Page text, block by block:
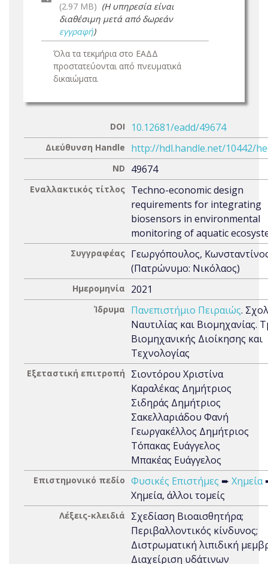
(2.97 MB) (Η υπηρεσία είναι
διαθέσιμη μετά από δωρεάν
εγγραφή)
Όλα τα τεκμήρια στο ΕΑΔΔ
προστατεύονται από πνευματικά
δικαιώματα.
DOI 10.12681/eadd/49674
Διεύθυνση Handle http://hdl.handle.net/10442/
ND 49674
Εναλλακτικός τίτλος Techno-economic design
requirements for integrating
biosensors in environmental
monitoring of aquatic
Συγγραφέας Γεωργόπουλος,
(Πατρώνυμο: Νικόλαος)
Ημερομηνία 2021
Ίδρυμα Πανεπιστήμιο Πειραιώς.
Ναυτιλίας και Βιομηχανίας.
Βιομηχανικής Διοίκησης και
Τεχνολογίας
Εξεταστική επιτροπή
Σιοντόρου Χριστίνα
Καραλέκας Δημήτριος
Σιδηράς Δημήτριος
Σακελλαριάδου Φανή
Γεωργακέλλος Δημήτριος
Τόπακας Ευάγγελος
Μπακέας Ευάγγελος
Επιστημονικό πεδίο Φυσικές Επιστήμες ➨ Χημεία
Χημεία, άλλοι τομείς
Λέξεις-κλειδιά
Σχεδίαση Βιοαισθητήρα;
Περιβαλλοντικός κίνδυνος;
Διστρωματική λιπιδική
Διαχείριση υδάτινων